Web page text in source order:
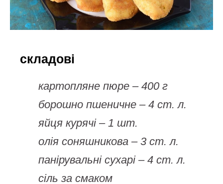
складові
картопляне пюре – 400 г
борошно пшеничне – 4 ст. л.
яйця курячі – 1 шт.
олія соняшникова – 3 ст. л.
панірувальні сухарі – 4 ст. л.
сіль за смаком